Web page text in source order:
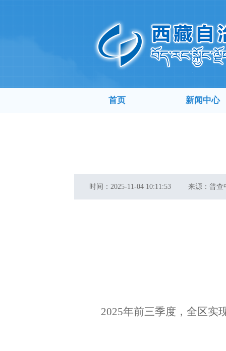
首页 新闻中心
时间： 2025-11-04 10:11:53 来源： 普查
2025年前三季度，全区实